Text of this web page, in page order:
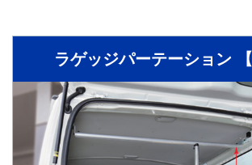
ラゲッジパーテーション 【